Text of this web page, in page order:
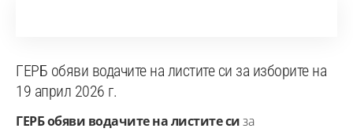
ГЕРБ обяви водачите на листите си за изборите на
19 април 2026 г.
ГЕРБ обяви водачите на листите сиза